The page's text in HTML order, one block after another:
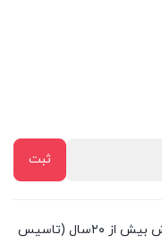
فروشگاه پژواک شاپ با داشتن سابقه‌ی فروش بیش از ۲۰سال (تاسیس